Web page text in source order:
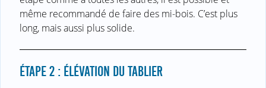
même recommandé de faire des mi-bois. C’est plus
long, mais aussi plus solide.
ÉTAPE 2 : ÉLÉVATION DU TABLIER